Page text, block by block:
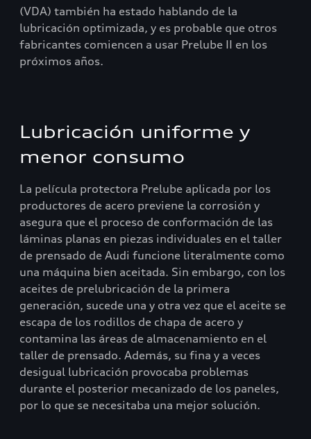
(VDA) también ha estado hablando de la
lubricación optimizada, y es probable que otros
fabricantes comiencen a usar Prelube II en los
próximos años.
Lubricación uniforme y
menor consumo
La película protectora Prelube aplicada por los
productores de acero previene la corrosión y
asegura que el proceso de conformación de las
láminas planas en piezas individuales en el taller
de prensado de Audi funcione literalmente como
una máquina bien aceitada. Sin embargo, con los
aceites de prelubricación de la primera
generación, sucede una y otra vez que el aceite se
escapa de los rodillos de chapa de acero y
contamina las áreas de almacenamiento en el
taller de prensado. Además, su fina y a veces
desigual lubricación provocaba problemas
durante el posterior mecanizado de los paneles,
por lo que se necesitaba una mejor solución.